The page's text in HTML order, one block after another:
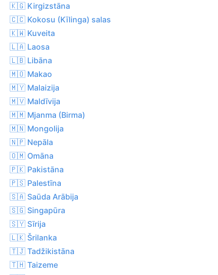
🇰🇬 Kirgizstāna
🇨🇨 Kokosu (Kīlinga) salas
🇰🇼 Kuveita
🇱🇦 Laosa
🇱🇧 Libāna
🇲🇴 Makao
🇲🇾 Malaizija
🇲🇻 Maldīvija
🇲🇲 Mjanma (Birma)
🇲🇳 Mongolija
🇳🇵 Nepāla
🇴🇲 Omāna
🇵🇰 Pakistāna
🇵🇸 Palestīna
🇸🇦 Saūda Arābija
🇸🇬 Singapūra
🇸🇾 Sīrija
🇱🇰 Šrilanka
🇹🇯 Tadžikistāna
🇹🇭 Taizeme